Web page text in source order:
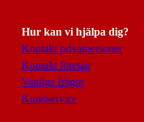
Hur kan vi hjälpa dig?
Kontakt privatpersoner
Kontakt företag
Vanliga frågor
Kundservice